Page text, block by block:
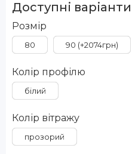
Доступні варіанти
Розмір
80 90 (+2074грн)
Колір профілю
білий
Колір вітражу
прозорий